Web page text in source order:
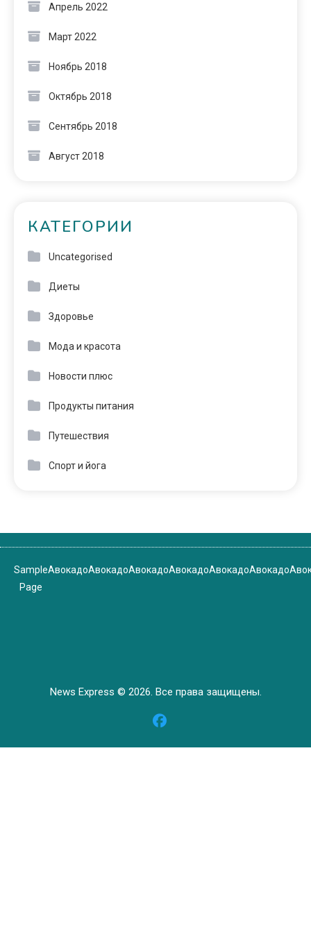
Апрель 2022
Март 2022
Ноябрь 2018
Октябрь 2018
Сентябрь 2018
Август 2018
КАТЕГОРИИ
Uncategorised
Диеты
Здоровье
Мода и красота
Новости плюс
Продукты питания
Путешествия
Спорт и йога
Sample
Page
АвокадоАвокадоАвокадоАвокадоАвокадоАвокадо
News Express © 2026. Все права защищены.